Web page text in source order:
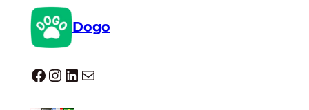
Dogo
Dogo facebook InstagramLinkedIn Correo electrónico